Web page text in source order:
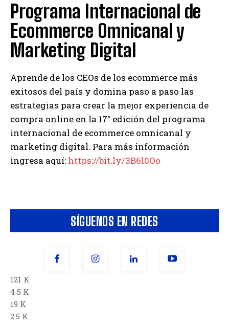
SÍGUENOS EN REDES
121 K
4.5 K
19 K
2.5 K
Programa Internacional de
Ecommerce Omnicanal y
Marketing Digital
Aprende de los CEOs de los ecommerce más
exitosos del país y domina paso a paso las
estrategias para crear la mejor experiencia de
compra online en la 17° edición del programa
internacional de ecommerce omnicanal y
marketing digital. Para más información
ingresa aquí: https://bit.ly/3B6l0Oo